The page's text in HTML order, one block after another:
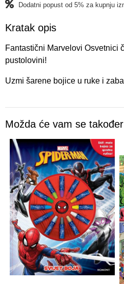
Dodatni popust od 5% za kupnju
Kratak opis
Fantastični Marvelovi Osvetnici
pustolovini!
Uzmi šarene bojice u ruke i
Možda će vam se